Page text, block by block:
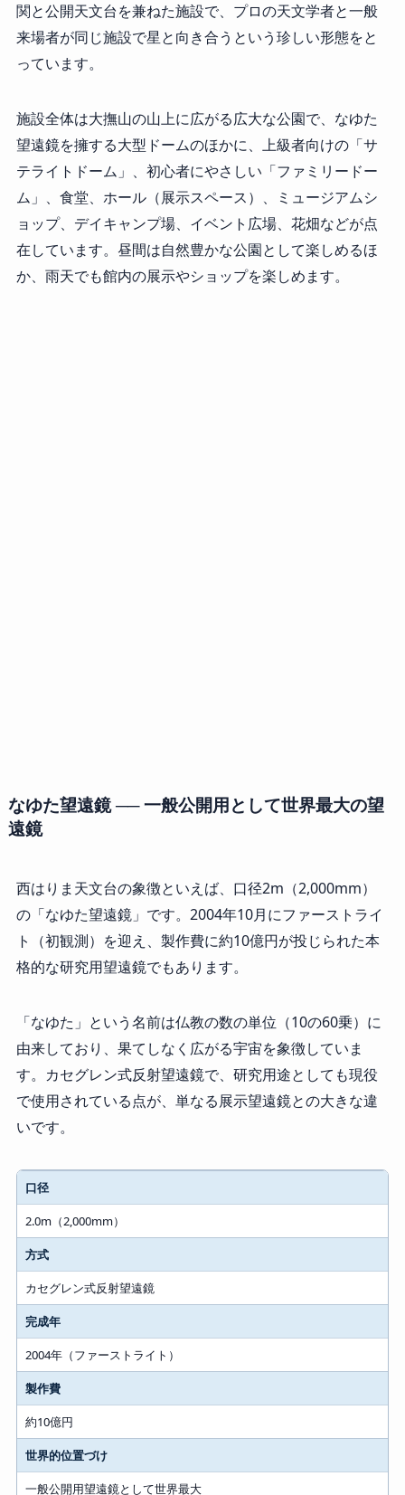
関と公開天文台を兼ねた施設で、プロの天文学者と一般
来場者が同じ施設で星と向き合うという珍しい形態をと
っています。
施設全体は大撫山の山上に広がる広大な公園で、なゆた
望遠鏡を擁する大型ドームのほかに、上級者向けの「サ
テライトドーム」、初心者にやさしい「ファミリードー
ム」、食堂、ホール（展示スペース）、ミュージアムシ
ョップ、デイキャンプ場、イベント広場、花畑などが点
在しています。昼間は自然豊かな公園として楽しめるほ
か、雨天でも館内の展示やショップを楽しめます。
なゆた望遠鏡 ── 一般公開用として世界最大の望
遠鏡
西はりま天文台の象徴といえば、口径2m（2,000mm）
の「なゆた望遠鏡」です。2004年10月にファーストライ
ト（初観測）を迎え、製作費に約10億円が投じられた本
格的な研究用望遠鏡でもあります。
「なゆた」という名前は仏教の数の単位（10の60乗）に
由来しており、果てしなく広がる宇宙を象徴していま
す。カセグレン式反射望遠鏡で、研究用途としても現役
で使用されている点が、単なる展示望遠鏡との大きな違
いです。
項目
内容
口径
2.0m（2,000mm）
方式
カセグレン式反射望遠鏡
完成年
2004年（ファーストライト）
製作費
約10億円
世界的位置づけ
一般公開用望遠鏡として世界最大